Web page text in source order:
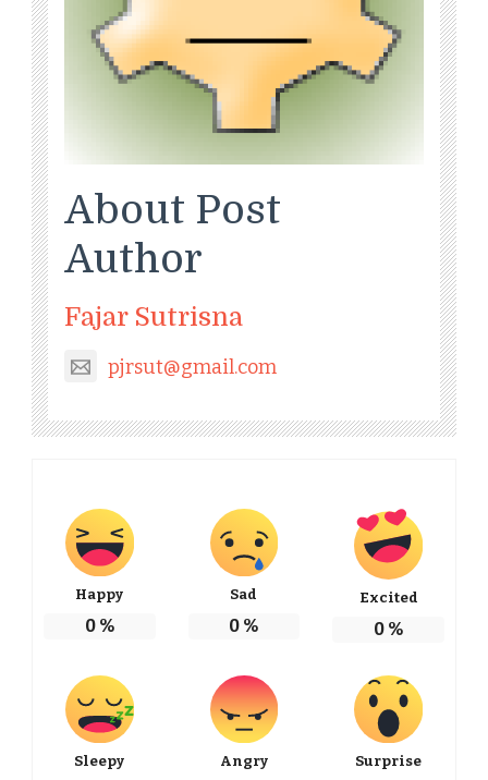
About Post
Author
Fajar Sutrisna
pjrsut@gmail.com
Happy
0%
Sad
0 %
Excited
0 %
Sleepy Angry Surprise